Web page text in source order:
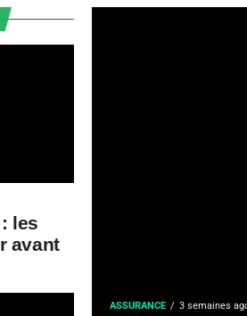
ASSURANCE 3 semaines
les
avant